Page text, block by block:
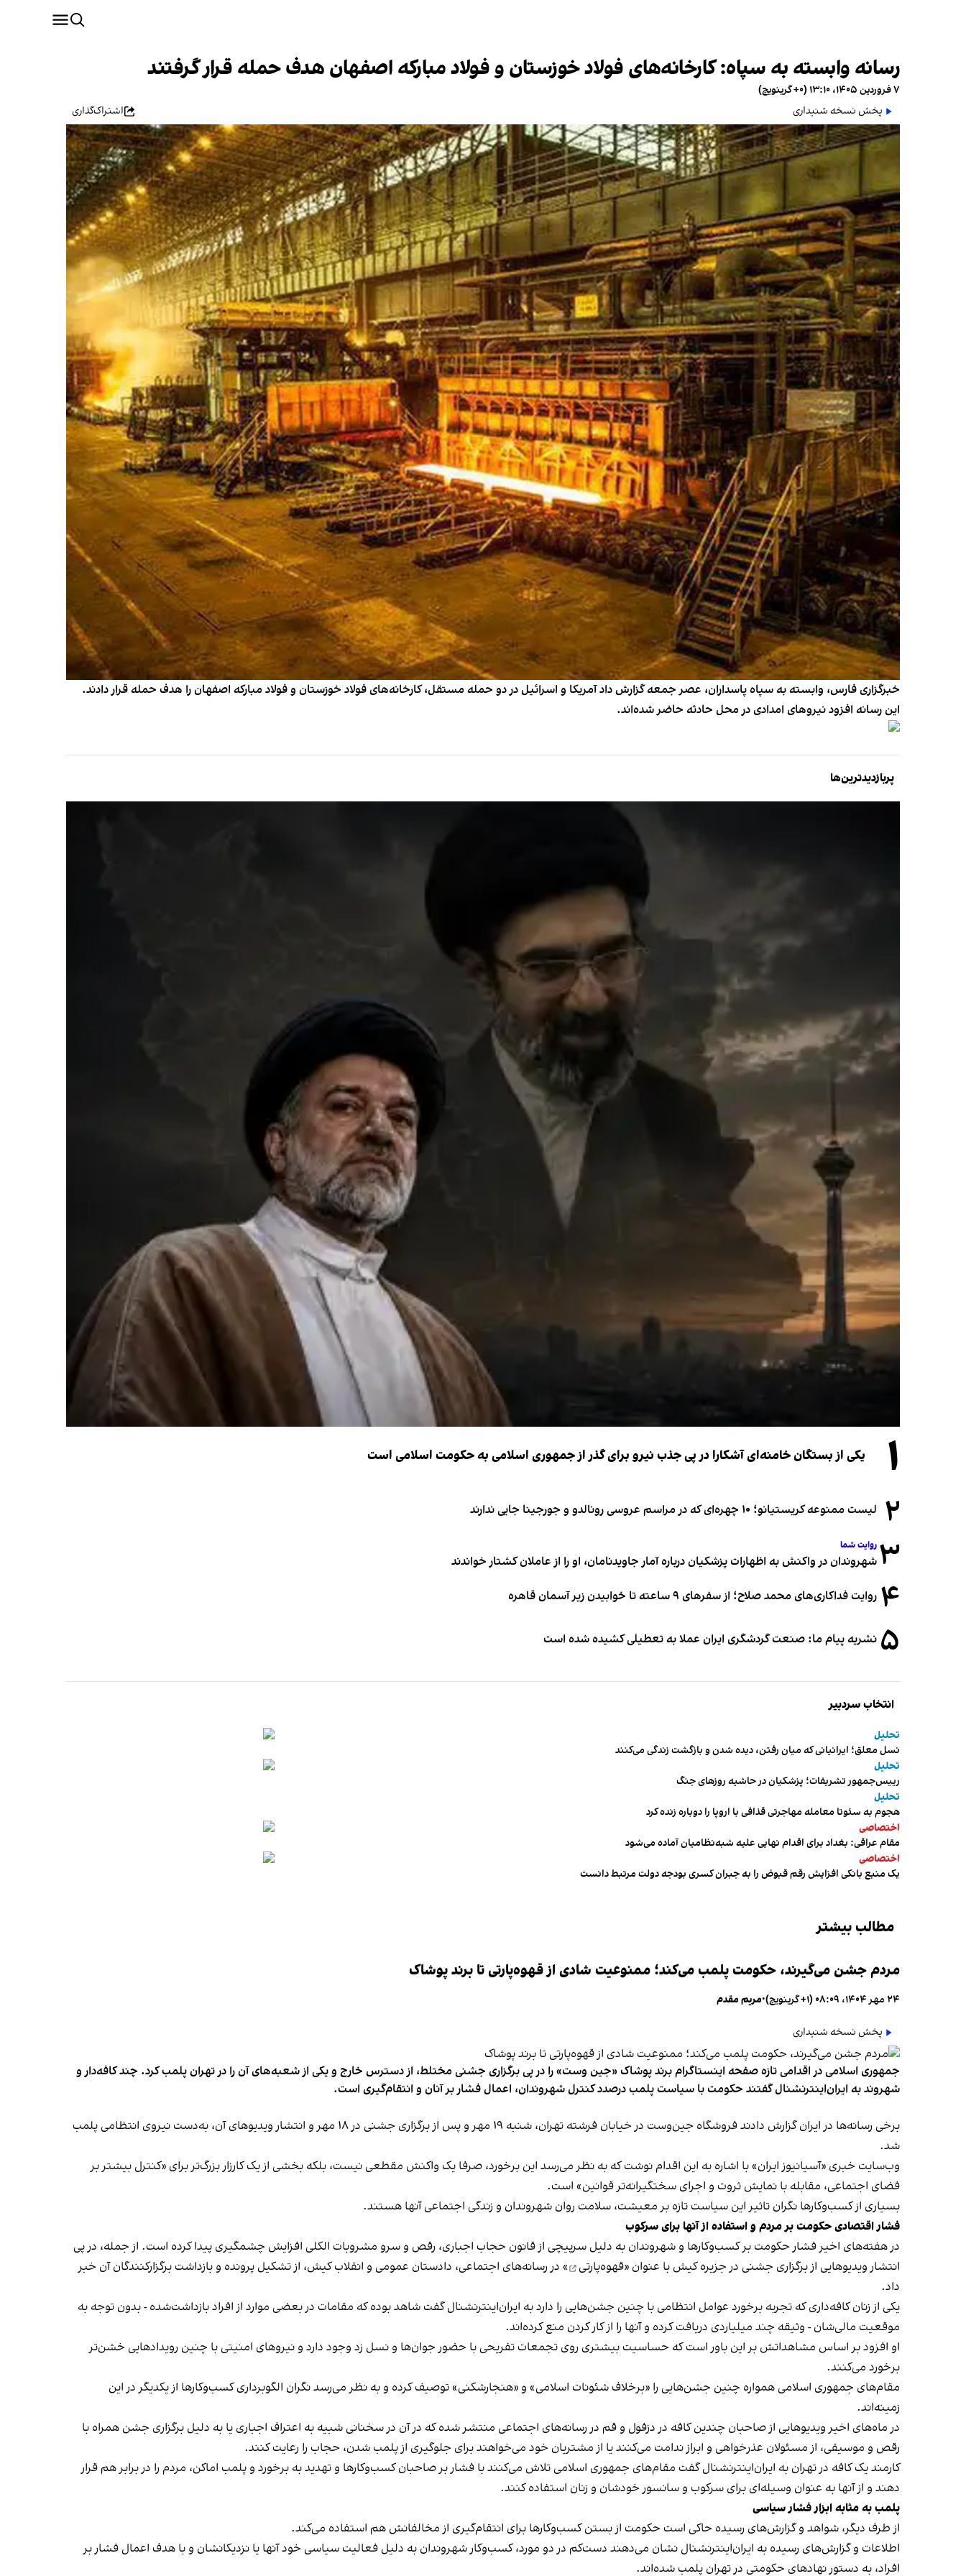
رسانه وابسته به سپاه: کارخانه‌های فولاد خوزستان و فولاد مبارکه اصفهان هدف حمله قرار گرفتند
۷ فروردین ۱۴۰۵، ۱۳:۱۰ (‎+۰ گرینویچ)
پخش نسخه شنیداری
اشتراک‌گذاری
خبرگزاری فارس، وابسته به سپاه پاسداران، عصر جمعه گزارش داد آمریکا و اسرائیل در دو حمله مستقل، کارخانه‌های فولاد خوزستان و فولاد مبارکه اصفهان را هدف حمله قرار دادند.
این رسانه افزود نیروهای امدادی در محل حادثه حاضر شده‌اند.
پربازدیدترین‌ها
۱ یکی از بستگان خامنه‌ای آشکارا در پی جذب نیرو برای گذر از جمهوری اسلامی به حکومت اسلامی است
۲ لیست ممنوعه کریستیانو؛ ۱۰ چهره‌ای که در مراسم عروسی رونالدو و جورجینا جایی ندارند
۳ روایت شما
شهروندان در واکنش به اظهارات پزشکیان درباره آمار جاویدنامان، او را از عاملان کشتار خواندند
۴ روایت فداکاری‌های محمد صلاح؛ از سفرهای ۹ ساعته تا خوابیدن زیر آسمان قاهره
۵ نشریه پیام ما: صنعت گردشگری ایران عملا به تعطیلی کشیده شده است
انتخاب سردبیر
تحلیل
نسل معلق؛ ایرانیانی که میان رفتن، دیده شدن و بازگشت زندگی می‌کنند
تحلیل
رییس‌جمهور تشریفات؛ پزشکیان در حاشیه روزهای جنگ
تحلیل
هجوم به سئوتا معامله مهاجرتی قذافی با اروپا را دوباره زنده کرد
اختصاصی
مقام عراقی: بغداد برای اقدام نهایی علیه شبه‌نظامیان آماده می‌شود
اختصاصی
یک منبع بانکی افزایش رقم قبوض را به جبران کسری بودجه دولت مرتبط دانست
مطالب بیشتر
مردم جشن می‌گیرند، حکومت پلمب می‌کند؛ ممنوعیت شادی از قهوه‌پارتی تا برند پوشاک
۲۴ مهر ۱۴۰۴، ۰۸:۰۹ (‎+۱ گرینویچ) •مریم مقدم
پخش نسخه شنیداری
جمهوری اسلامی در اقدامی تازه صفحه اینستاگرام برند پوشاک «جین وست» را در پی برگزاری جشنی مختلط، از دسترس خارج و یکی از شعبه‌های آن را در تهران پلمب کرد. چند کافه‌‌دار و
شهروند به ایران‌اینترنشنال گفتند حکومت با سیاست پلمب درصدد کنترل شهروندان، اعمال فشار بر آنان و انتقام‌گیری است.
برخی رسانه‌ها در ایران گزارش دادند فروشگاه جین‌وست در خیابان فرشته تهران، شنبه ۱۹ مهر و پس از برگزاری جشنی در ۱۸ مهر و انتشار ویدیوهای آن، به‌دست نیروی انتظامی پلمب
شد.
وب‌سایت خبری «آسیانیوز ایران» با اشاره به این اقدام نوشت که به نظر می‌رسد این برخورد، صرفا یک واکنش مقطعی نیست، بلکه بخشی از یک کارزار بزرگ‌تر برای «کنترل بیشتر بر
فضای اجتماعی، مقابله با نمایش ثروت و اجرای سختگیرانه‌تر قوانین» است.
بسیاری از کسب‌وکارها نگران تاثیر این سیاست‌ تازه بر معیشت، سلامت روان شهروندان و زندگی اجتماعی آنها هستند.
فشار اقتصادی حکومت بر مردم و استفاده از آنها برای سرکوب
در هفته‌های اخیر فشار حکومت بر کسب‌وکارها و شهروندان به دلیل سرپیچی از قانون حجاب اجباری، رقص و سرو مشروبات الکلی افزایش چشمگیری پیدا کرده است. از جمله، در پی
انتشار ویدیوهایی از برگزاری جشنی در جزیره کیش با عنوان «قهوه‌پارتی
» در رسانه‌های اجتماعی، دادستان عمومی و انقلاب کیش، از تشکیل پرونده و بازداشت برگزارکنندگان آن خبر
داد.
یکی از زنان کافه‌داری که تجربه برخورد عوامل انتظامی با چنین جشن‌هایی را دارد به ایران‌اینترنشنال گفت شاهد بوده که مقامات در بعضی موارد از افراد بازداشت‌‌شده - بدون توجه به
موقعیت مالی‌شان - وثیقه چند میلیاردی دریافت کرده و آنها را از کار کردن منع کرده‌اند.
او افزود بر اساس مشاهداتش بر این باور است که حساسیت بیشتری روی تجمعات تفریحی با حضور جوان‌ها و نسل زد وجود دارد و نیروهای امنیتی با چنین رویدادهایی خشن‌تر
برخورد می‌کنند.
مقام‌های جمهوری اسلامی همواره چنین جشن‌هایی را «برخلاف شئونات اسلامی» و «هنجارشکنی» توصیف کرده و به نظر می‌رسد نگران الگوبرداری کسب‌وکارها از یکدیگر در این
زمینه‌اند.
در ماه‌های اخیر ویدیوهایی از صاحبان چندین کافه در دزفول و قم در رسانه‌های اجتماعی منتشر شده که در آن در سخنانی شبیه به اعتراف اجباری یا به دلیل برگزاری جشن همراه با
رقص و موسیقی، از مسئولان عذرخواهی و ابراز ندامت می‌کنند یا از مشتریان خود می‌خواهند برای جلوگیری از پلمب شدن، حجاب را رعایت کنند.
کارمند یک کافه در تهران به ایران‌اینترنشنال گفت مقام‌های جمهوری اسلامی تلاش می‌کنند با فشار بر صاحبان کسب‌وکارها و تهدید به برخورد و پلمب اماکن، مردم را در برابر هم قرار
دهند و از آنها به عنوان وسیله‌ای برای سرکوب و سانسور خودشان و زنان استفاده کنند.
پلمب به مثابه ابزار فشار سیاسی
از طرف دیگر، شواهد و گزارش‌های رسیده حاکی است حکومت از بستن کسب‌وکارها برای انتقام‌گیری از مخالفانش هم استفاده می‌کند.
اطلاعات و گزارش‌های رسیده به ایران‌اینترنشنال نشان می‌دهند دست‌کم در دو مورد، کسب‌وکار شهروندان به دلیل فعالیت سیاسی خود آنها یا نزدیکانشان و با هدف اعمال فشار بر
افراد، به دستور نهادهای حکومتی در تهران پلمب شده‌اند.